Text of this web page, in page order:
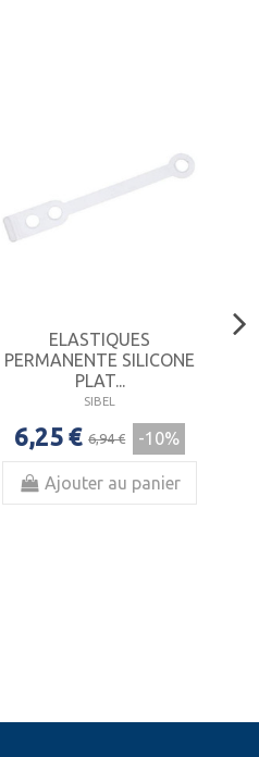
ELASTIQUES
PERMANENTE SILICONE
PLAT...
SIBEL
6,25 € 6,94 € -10%
Ajouter au panier